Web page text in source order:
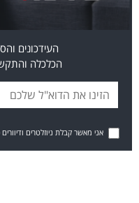
העידכונים
הכלכלה
אני מאשר קבלת ניוזלטרים